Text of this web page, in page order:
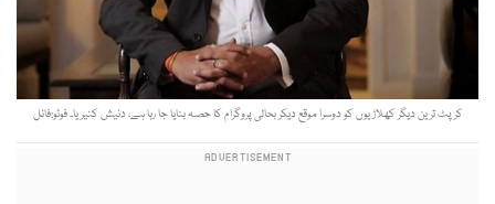
کرپٹ ترین دیگر کھلاڑیوں کو دوسرا موقع دیکر بحالی پروگرام کا حصہ بنایا جا رہا ہے، دنیش کنیریا۔ فوٹو:فائل